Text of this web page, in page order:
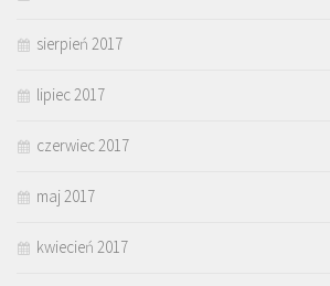
sierpień 2017
lipiec 2017
czerwiec 2017
maj 2017
kwiecień 2017